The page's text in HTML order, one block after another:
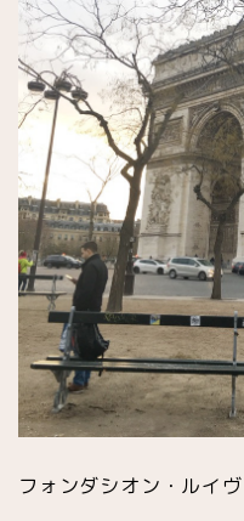
フォンダシオン・ルイ